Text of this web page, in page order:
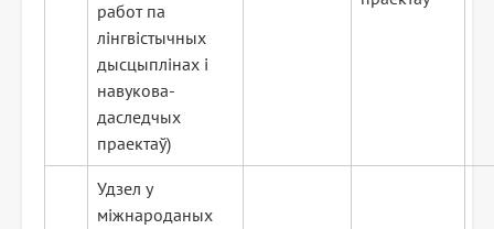
работ па
лінгвістычных
дысцыплінах і
навукова-
даследчых
праектаў)
Удзел у
міжнароданых